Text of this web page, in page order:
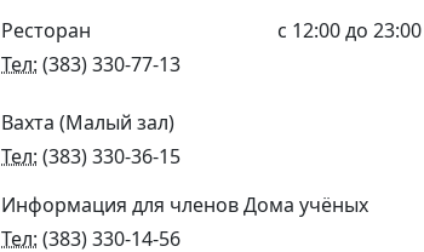
Ресторан
Тел: (383) 330-77-13
с 12:00 до
Вахта (Малый зал)
Тел: (383) 330-36-15
Информация для членов Дома учёных
Тел: (383) 330-14-56